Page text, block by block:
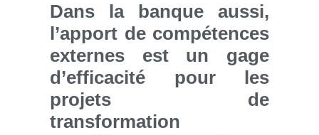
Dans la banque aussi,
l’apport de compétences
externes est un gage
d’efficacité pour les
projets de
transformation